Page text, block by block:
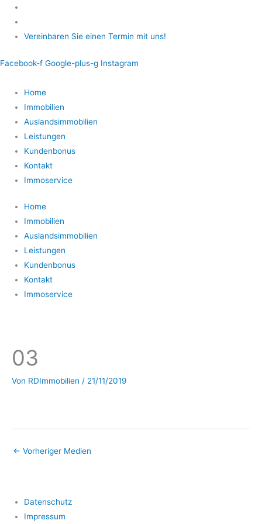
Zum
Inhalt
springenVereinbaren Sie einen Termin mit uns!
Facebook-f Google-plus-g Instagram
Home
Immobilien
Auslandsimmobilien
Leistungen
Kundenbonus
Kontakt
Immoservice
Home
Immobilien
Auslandsimmobilien
Leistungen
Kundenbonus
Kontakt
Immoservice
03
Von RDImmobilien / 21/11/2019
← Vorheriger Medien
Datenschutz
Impressum